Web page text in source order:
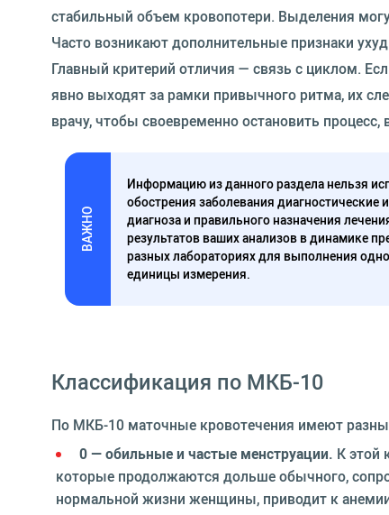
стабильный объем кровопотери. Выделения
Часто возникают дополнительные признаки
Главный критерий отличия — связь с циклом.
явно выходят за рамки привычного ритма, их
врачу, чтобы своевременно остановить
ВАЖНО
Информацию из данного раздела нельзя
обострения заболевания
диагноза и правильного назначения
результатов ваших анализов в динамике
разных лабораториях для выполнения
единицы измерения.
Классификация по МКБ-10
По МКБ-10 маточные кровотечения имеют
0 — обильные и частые менструации. К этой
которые продолжаются дольше обычного,
нормальной жизни женщины, приводит к